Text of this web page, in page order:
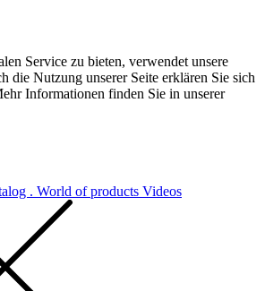
Service zu bieten, verwendet unsere
die Nutzung unserer Seite erklären Sie sich
Informationen finden Sie in unserer
. World of products Videos